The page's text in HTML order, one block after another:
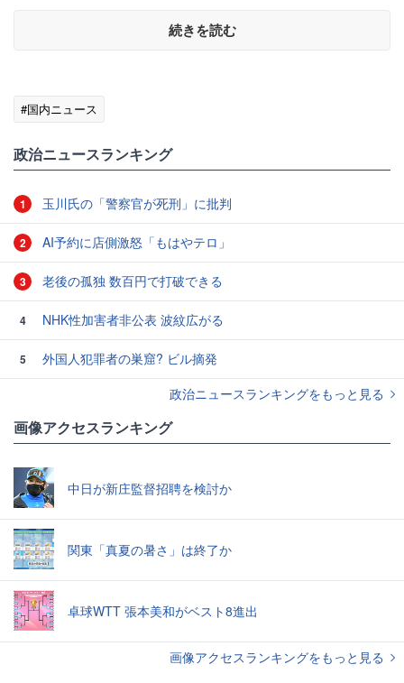
続きを読む
#国内ニュース
政治ニュースランキング
1 玉川氏の「警察官が死刑」に批判
2 AI予約に店側激怒「もはやテロ」
3 老後の孤独 数百円で打破できる
4 NHK性加害者非公表 波紋広がる
5
外国人犯罪者の巣窟? ビル摘発
政治ニュースランキングをもっと見る
画像アクセスランキング
中日が新庄監督招聘を検討か
関東「真夏の暑さ」は終了か
卓球WTT 張本美和がベスト8進出
画像アクセスランキングをもっと見る